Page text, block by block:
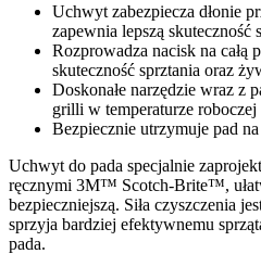
Uchwyt zabezpiecza dłonie
zapewnia lepszą skuteczność
Rozprowadza nacisk na całą
skuteczność sprztania oraz
Doskonałe narzędzie wraz z
grilli w temperaturze roboczej
Bezpiecznie utrzymuje pad
Uchwyt do pada specjalnie
ręcznymi 3M™ Scotch-Brite™,
bezpieczniejszą. Siła czyszczenia
sprzyja bardziej efektywnemu
pada.